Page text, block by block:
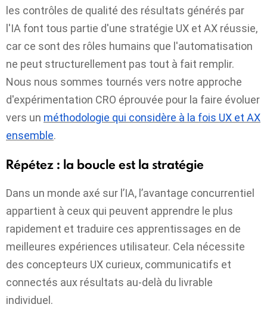
les contrôles de qualité des résultats générés par
l'IA font tous partie d'une stratégie UX et AX réussie,
car ce sont des rôles humains que l'automatisation
ne peut structurellement pas tout à fait remplir.
Nous nous sommes tournés vers notre approche
d'expérimentation CRO éprouvée pour la faire évoluer
vers un méthodologie qui considère à la fois UX et AX
ensemble.
Répétez : la boucle est la stratégie
Dans un monde axé sur l’IA, l’avantage concurrentiel
appartient à ceux qui peuvent apprendre le plus
rapidement et traduire ces apprentissages en de
meilleures expériences utilisateur. Cela nécessite
des concepteurs UX curieux, communicatifs et
connectés aux résultats au-delà du livrable
individuel.